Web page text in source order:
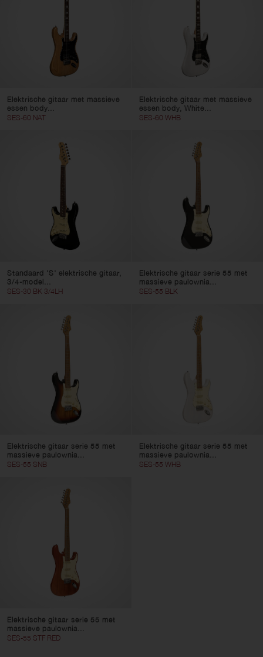
Elektrische gitaar met massieve
essen body...
SES-60 NAT
Elektrische gitaar met massieve
essen body, White...
SES-60 WHB
Standaard 'S' elektrische gitaar,
3/4-model...
SES-30 BK 3/4LH
Elektrische gitaar serie 55 met
massieve paulownia...
SES-55 BLK
Elektrische gitaar serie 55 met
massieve paulownia...
SES-55 SNB
Elektrische gitaar serie 55 met
massieve paulownia...
SES-55 WHB
Elektrische gitaar serie 55 met
massieve paulownia...
SES-55 STF RED